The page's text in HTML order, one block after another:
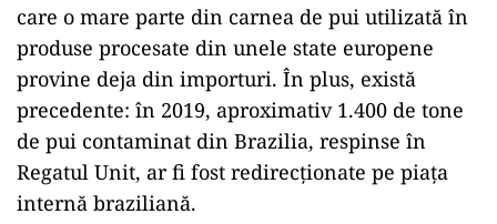
care o mare parte din carnea de pui utilizată în
produse procesate din unele state europene
provine deja din importuri. În plus, există
precedente: în 2019, aproximativ 1.400 de tone
de pui contaminat din Brazilia, respinse în
Regatul Unit, ar fi fost redirecționate pe piața
internă braziliană.